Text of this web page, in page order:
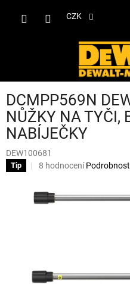
CZK
DCMPP569N
NŮŽKY NA TYČI,
NABÍJEČKY
DEW100681
Tip
Průměrné
je
8 hodnocení